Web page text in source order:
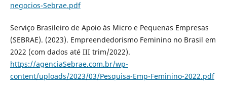
negocios-Sebrae.pdf
Serviço Brasileiro de Apoio às Micro e Pequenas Empresas
(SEBRAE). (2023). Empreendedorismo Feminino no Brasil em
2022 (com dados até III trim/2022).
https://agenciaSebrae.com.br/wp-
content/uploads/2023/03/Pesquisa-Emp-Feminino-2022.pdf